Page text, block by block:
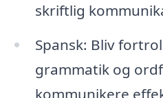
skriftlig
Spansk: Bliv
grammatik og
kommunikere